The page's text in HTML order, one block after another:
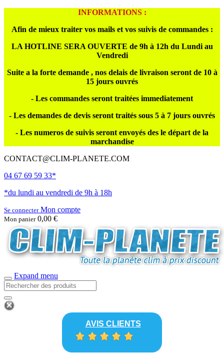
INFORMATIONS :
Afin de mieux traiter vos mails et vos suivis de commandes :
LA HOTLINE SERA OUVERTE de 9h à 12h du Lundi au
Vendredi
Suite a la forte demande , nos delais de livraison seront de 10 à
15 jours ouvrés
- Les commandes seront traitées immediatement
- Les demandes de devis seront traités sous 5 à 7 jours ouvrés
- Les numeros de suivis seront envoyés des le départ de la
marchandise
CONTACT@CLIM-PLANETE.COM
04 67 69 59 33*
*du lundi au vendredi de 9h à 18h
Se connecterMon compte
Mon panier 0,00 €
Expand menu
AVIS CLIENTS